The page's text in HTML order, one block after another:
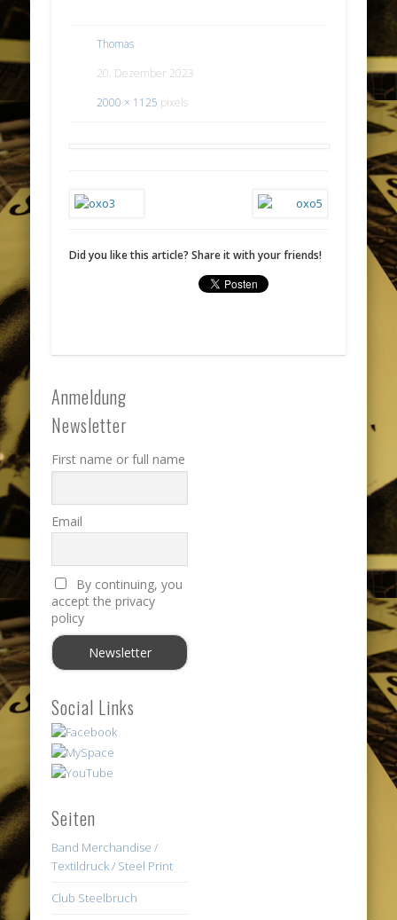
Thomas
20. Dezember 2023
2000 × 1125 pixels
Did you like this article? Share it with your friends!
Anmeldung
Newsletter
First name or full name
Email
By continuing, you
accept the privacy
policy
Social Links
Seiten
Band Merchandise /
Textildruck / Steel Print
Club Steelbruch